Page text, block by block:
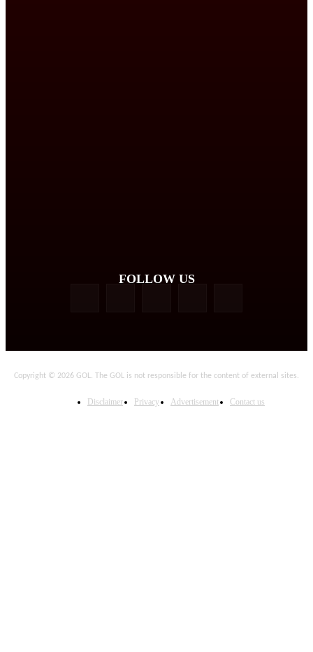
FOLLOW US
Copyright © 2026 GOL. The GOL is not responsible for the content of external sites.
Disclaimer Privacy Advertisement Contact us